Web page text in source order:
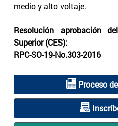
medio y alto voltaje.
Resolución aprobación
Superior (CES):
RPC-SO-19-No.303-2016
Proceso